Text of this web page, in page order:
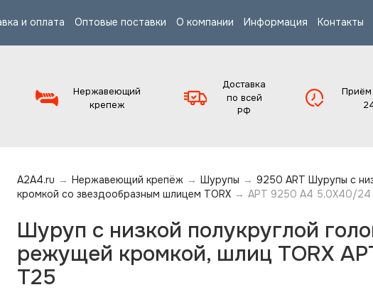
и оплата Оптовые поставки О компании Информация Контакты
Нержавеющий
крепеж
Доставка
по всей
РФ
Приём
A2A4.ru → Нержавеющий крепёж → Шурупы → 9250 ART Шурупы с
кромкой со звездообразным шлицем TORX → АРТ 9250 А4 5,0X40/24
Шуруп с низкой полукруглой
режущей кромкой, шлиц TORX
T25